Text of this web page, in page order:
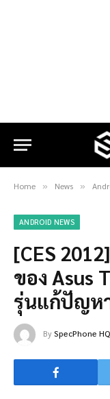
Home » News »
ANDROID NEWS
[CES
ของ Asus
รุ่นแก้ปัญห
BySpecPhone HQ